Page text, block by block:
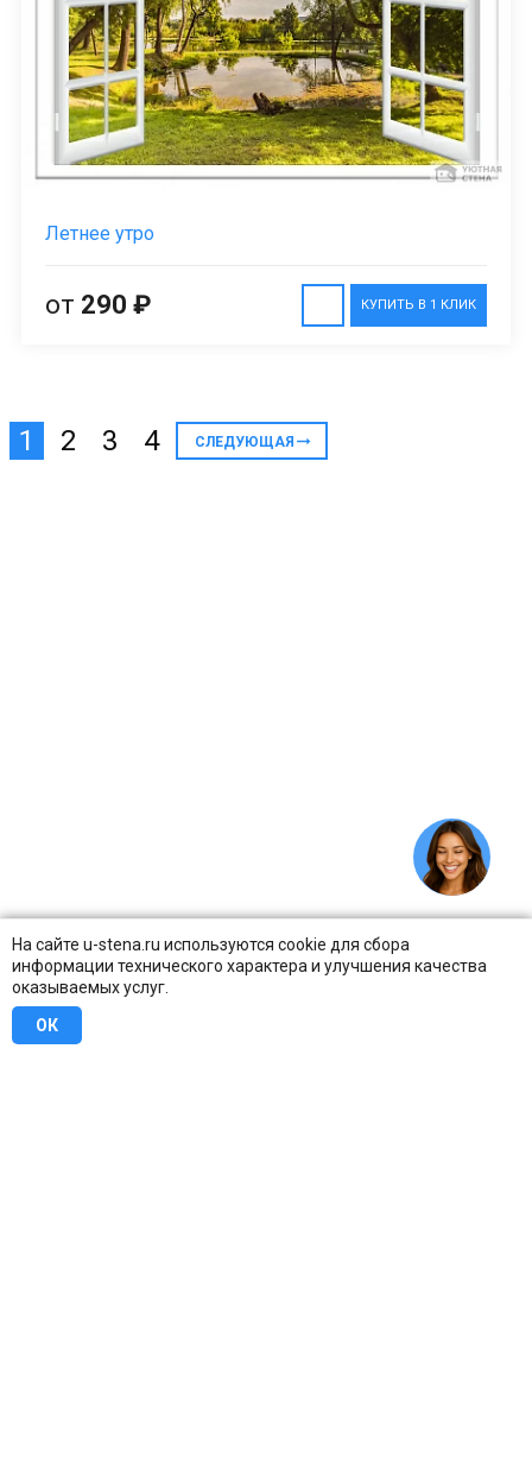
На сайте u-stena.ru используются cookie для сбора
информации технического характера и улучшения качества
оказываемых услуг.
ОК
Летнее утро
КУПИТЬ В 1 КЛИК
от 290 ₽
1 2 3 4 СЛЕДУЮЩАЯ